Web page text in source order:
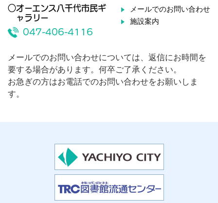
○オーエンス八千代市民ギ
ャラリー
047-406-4116
メールでのお問い合わせ
施設案内
メールでのお問い合わせについては、返信にお時間を
要する場合があります。何卒ご了承ください。
お急ぎの方はお電話でのお問い合わせをお願いしま
す。